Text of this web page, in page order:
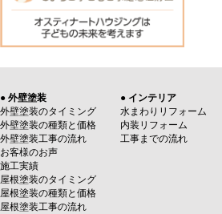
● 外壁塗装
外壁塗装のタイミング
外壁塗装の種類と価格
外壁塗装工事の流れ
お客様のお声
施工実績
屋根塗装のタイミング
屋根塗装の種類と価格
屋根塗装工事の流れ
● インテリア
水まわりリフォーム
内装リフォーム
工事までの流れ